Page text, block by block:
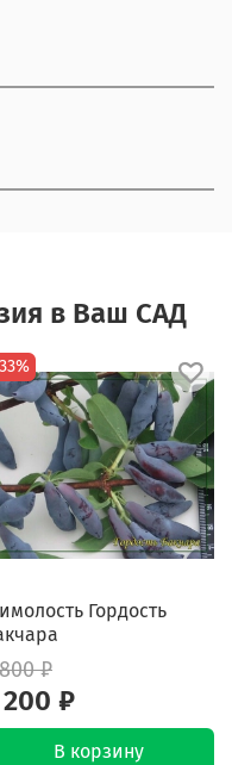
в Ваш САД
Гордость
₽
200 ₽
В корзину